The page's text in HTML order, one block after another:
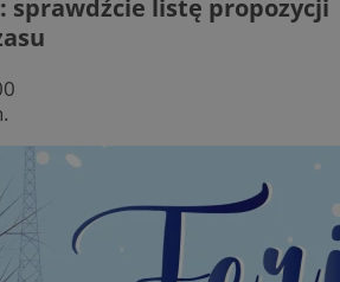
sprawdźcie listę propozycji